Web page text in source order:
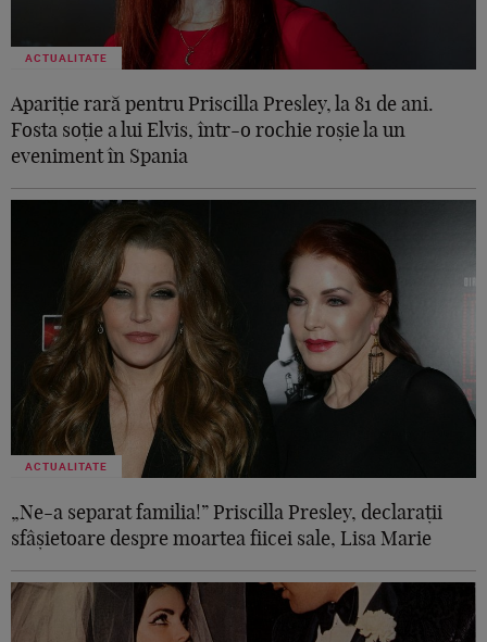
ACTUALITATE
Apariție rară pentru Priscilla Presley, la 81 de ani.
Fosta soție a lui Elvis, într-o rochie roșie la un
eveniment în Spania
ACTUALITATE
„Ne-a separat familia!” Priscilla Presley, declarații
sfâșietoare despre moartea fiicei sale, Lisa Marie